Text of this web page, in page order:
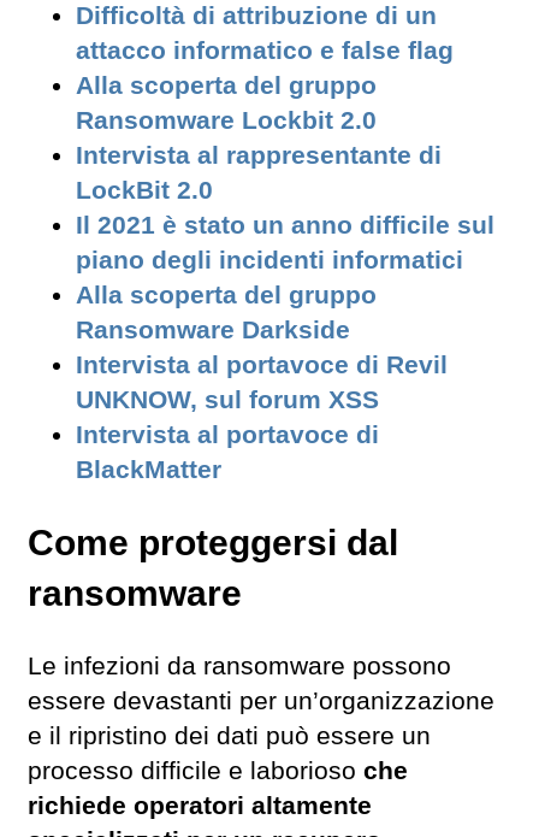
Difficoltà di attribuzione di un
attacco informatico e false flag
Alla scoperta del gruppo
Ransomware Lockbit 2.0
Intervista al rappresentante di
LockBit 2.0
Il 2021 è stato un anno difficile sul
piano degli incidenti informatici
Alla scoperta del gruppo
Ransomware Darkside
Intervista al portavoce di Revil
UNKNOW, sul forum XSS
Intervista al portavoce di
BlackMatter
Come proteggersi dal
ransomware
Le infezioni da ransomware possono
essere devastanti per un’organizzazione
e il ripristino dei dati può essere un
processo difficile e laborioso che
richiede operatori altamente